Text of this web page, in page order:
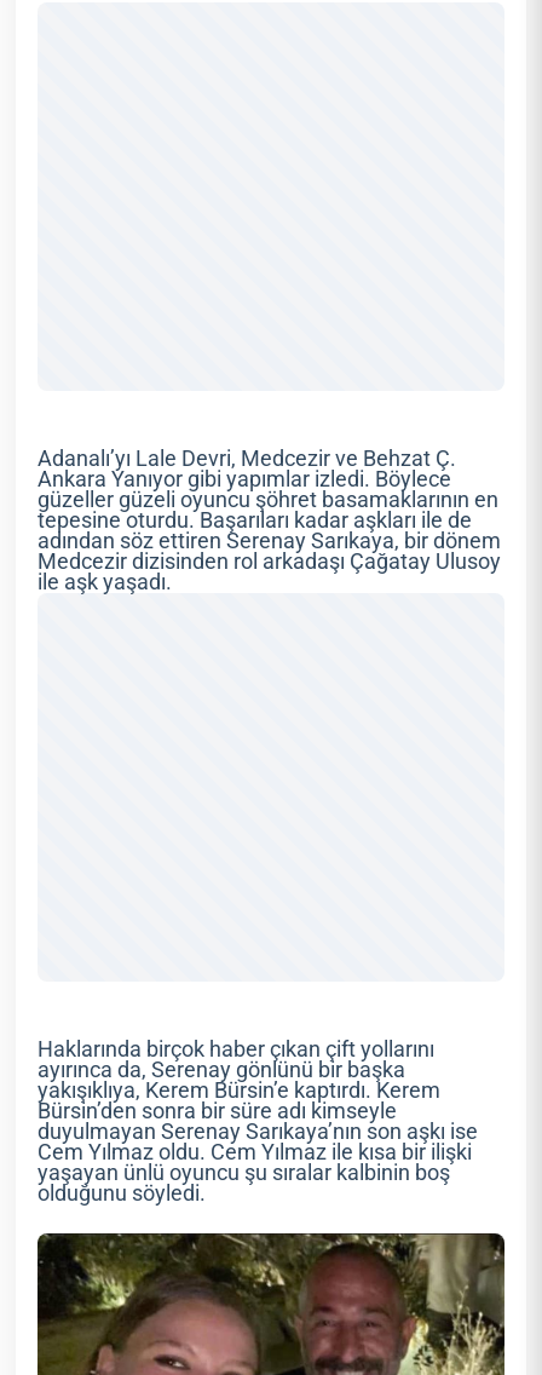
Adanalı’yı Lale Devri, Medcezir ve Behzat Ç.
Ankara Yanıyor gibi yapımlar izledi. Böylece
güzeller güzeli oyuncu şöhret basamaklarının en
tepesine oturdu. Başarıları kadar aşkları ile de
adından söz ettiren Serenay Sarıkaya, bir dönem
Medcezir dizisinden rol arkadaşı Çağatay Ulusoy
ile aşk yaşadı.
Haklarında birçok haber çıkan çift yollarını
ayırınca da, Serenay gönlünü bir başka
yakışıklıya, Kerem Bürsin’e kaptırdı. Kerem
Bürsin’den sonra bir süre adı kimseyle
duyulmayan Serenay Sarıkaya’nın son aşkı ise
Cem Yılmaz oldu. Cem Yılmaz ile kısa bir ilişki
yaşayan ünlü oyuncu şu sıralar kalbinin boş
olduğunu söyledi.